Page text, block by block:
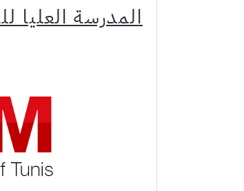
المدرسة العليا